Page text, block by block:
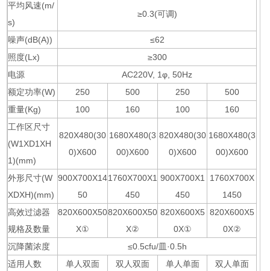
平均风速(m/
s)
≥0.3(可调)
噪声(dB(A))
≤62
照度(Lx)
≥300
电源
AC220V, 1φ, 50Hz
额定功率(W)
250 500 250
500
重量(Kg)
100 160 100
160
工作区尺寸
(W1XD1XH
1)(mm)
820X480(30
0)X600
1680X480(3
00)X600
820X480(30
0)X600
1680X480(3
00)X600
外形尺寸(W
XDXH)(mm)
900X700X14
50
1760X700X1
450
900X700X1
450
1760X700X
1450
高效过滤器
规格及数量
820X600X50
X①
820X600X50
X②
820X600X5
0X①
820X600X5
0X②
沉降菌浓度
≤0.5cfu/皿·0.5h
适用人数
单人双面 双人双面 单人单面 双人单面